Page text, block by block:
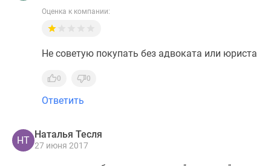
Оценка к компании:
Не советую покупать без адвоката или юриста
0 0
Ответить
НТ
Наталья Тесля
27 июня 2017